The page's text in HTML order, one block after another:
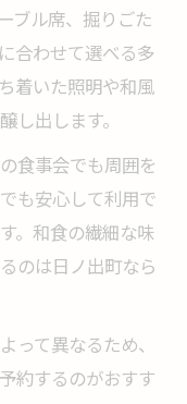
の落ち着き
楽しみ方
び方と演出
特別な理由
まるお祝い体験
念日の魅力
おすすめポイン
室特集
るポイント
に予約する方法
ブル席、掘りごた
合わせて選べる多
着いた照明や和風
し出します。
食事会でも周囲を
も安心して利用で
。和食の繊細な味
のは日ノ出町なら
って異なるため、
約するのがおすす